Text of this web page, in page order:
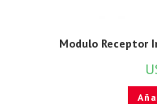
Modulo Receptor